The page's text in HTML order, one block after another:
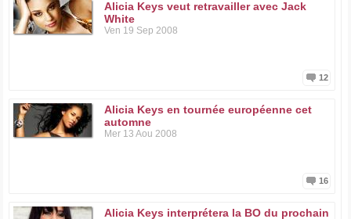
Alicia Keys veut retravailler avec Jack
White
Ven 19 Sep 2008
12
Alicia Keys en tournée européenne cet
automne
Mer 13 Aou 2008
16
Alicia Keys interprétera la BO du prochain